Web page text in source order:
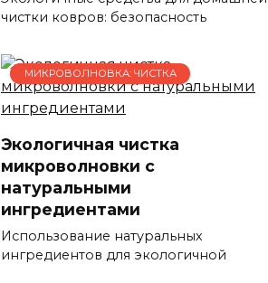
чистки ковров: безопасность
МИКРОВОЛНОВКА: ЧИСТКА
Экологичная чистка
микроволновки с
натуральными
ингредиентами
Использование натуральных
ингредиентов для экологичной